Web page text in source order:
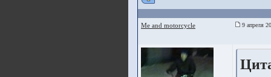
Me and motorcycle 9 апреля